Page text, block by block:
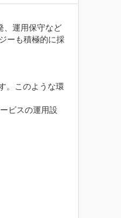
、運用保守など
ーも積極的に採
。このような環
ビスの運用設